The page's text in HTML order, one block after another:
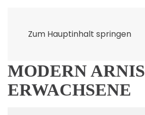
Zum Hauptinhalt springen
MODERN ARNIS
ERWACHSENE